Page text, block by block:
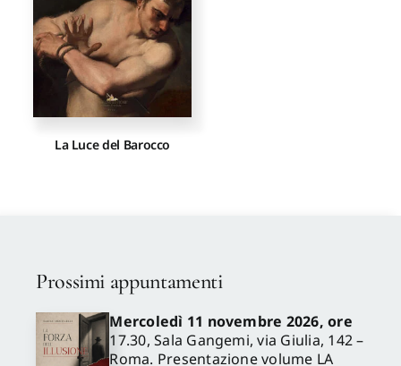
Proposte di pubblicazione
Gangemi Editore
La Luce del Barocco
Prossimi appuntamenti
Mercoledì 11 novembre 2026, ore
17.30, Sala Gangemi, via Giulia, 142 –
Roma. Presentazione volume LA